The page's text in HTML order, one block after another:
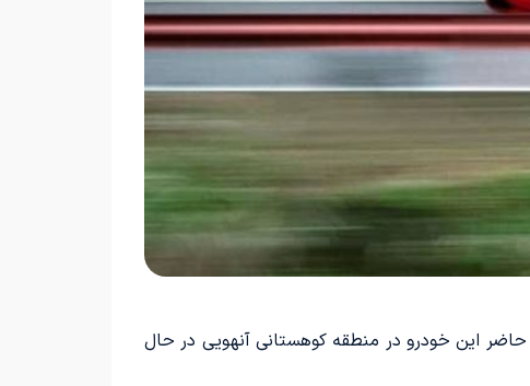
حاضر این خودرو در منطقه کوهستانی آنهویی در حال